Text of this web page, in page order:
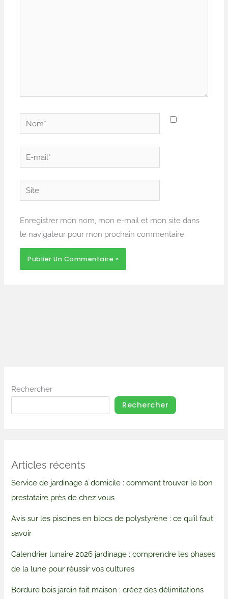
Nom*
E-
mail*
Site
Enregistrer mon nom, mon e-mail et mon site dans
le navigateur pour mon prochain commentaire.
Rechercher
Rechercher
Articles récents
Service de jardinage à domicile : comment trouver le bon
prestataire près de chez vous
Avis sur les piscines en blocs de polystyrène : ce qu’il faut
savoir
Calendrier lunaire 2026 jardinage : comprendre les phases
de la lune pour réussir vos cultures
Bordure bois jardin fait maison : créez des délimitations